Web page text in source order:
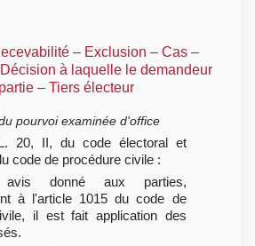
– Exclusion – Cas –
à laquelle le demandeur
– Tiers électeur
pourvoi examinée d'office
20, II, du code électoral et
code de procédure civile :
donné aux parties,
à l'article 1015 du code de
il est fait application des